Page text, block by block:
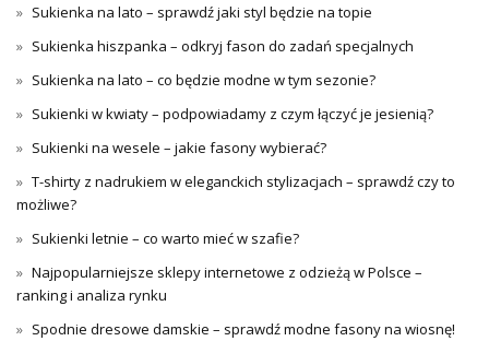
Sukienka na lato – sprawdź jaki styl będzie na topie
Sukienka hiszpanka – odkryj fason do zadań specjalnych
Sukienka na lato – co będzie modne w tym sezonie?
Sukienki w kwiaty – podpowiadamy z czym łączyć je jesienią?
Sukienki na wesele – jakie fasony wybierać?
T-shirty z nadrukiem w eleganckich stylizacjach – sprawdź czy to
możliwe?
Sukienki letnie – co warto mieć w szafie?
Najpopularniejsze sklepy internetowe z odzieżą w Polsce –
ranking i analiza rynku
Spodnie dresowe damskie – sprawdź modne fasony na wiosnę!